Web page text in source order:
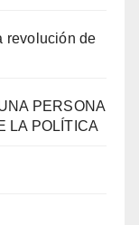
revolución de
PERSONA
LA POLÍTICA